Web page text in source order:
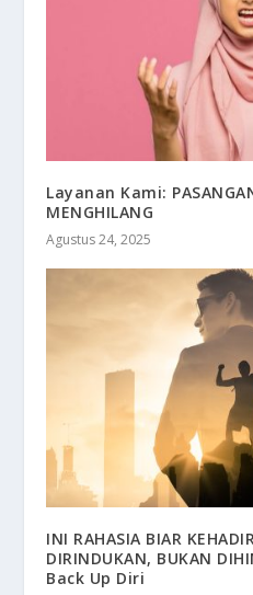
Layanan Kami:
MENGHILANG
Agustus 24, 2025
INI RAHASIA BIAR
DIRINDUKAN, BUKAN
Back Up Diri